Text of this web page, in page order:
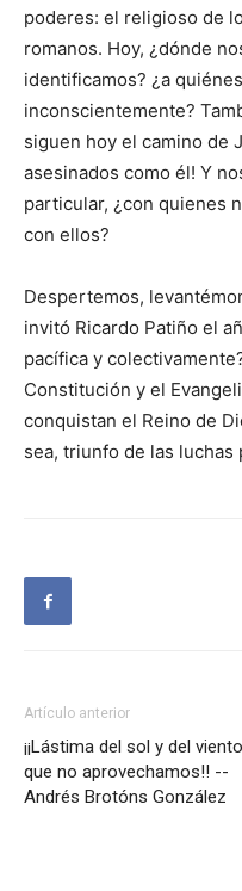
poderes: el religioso de
romanos. Hoy, ¿dónde
identificamos? ¿a
inconscientemente?
siguen hoy el camino de
asesinados como él! Y
particular, ¿con quienes
con ellos?
Despertemos,
invitó Ricardo Patiño el
pacífica y
Constitución y el
conquistan el Reino de
sea, triunfo de las luchas
Artículo anterior
¡¡Lástima del sol y del viento
que no aprovechamos!! --
Andrés Brotóns González